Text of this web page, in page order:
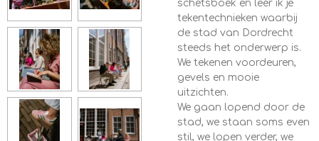
schetsboek en leer ik je
tekentechnieken waarbij
de stad van Dordrecht
steeds het onderwerp is.
We tekenen voordeuren,
gevels en mooie
uitzichten.
We gaan lopend door de
stad, we staan soms even
stil, we lopen verder, we